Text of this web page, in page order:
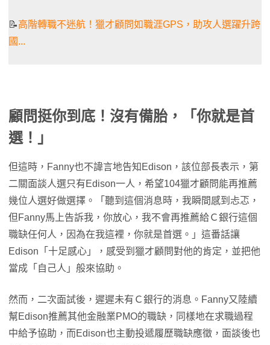
📝高階轉職不迷航！獵才顧問如職涯GPS，助攻人選躍升跨
國...
顧問挺你到底！沒有備胎，「你就是首
選！」
但這時，Fanny也不諱言地告知Edison，該位部長表示，第
二關面談人選只有Edison一人，希望104獵才顧問能再推薦
幾位人選好做選擇。「聽到這個消息時，我瞬間感到忐忑，
但Fanny馬上告訴我，你放心，我不會再推薦給Ｃ銀行這個
職缺任何人，因為在我這裡，你就是首選。」這番話讓
Edison「十足感心」，感受到獵才顧問對他的肯定，並把他
當成「自己人」般來協助。
然而，二次面試後，遲遲未有Ｃ銀行的消息。Fanny又陸續
幫Edison推薦其他金融業PMO的職缺，同樣地在求職過程
中給予協助，而Edison也主動投遞履歷職缺應徵，面談後也